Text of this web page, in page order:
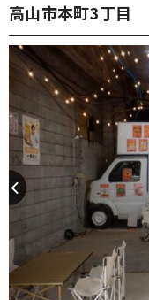
高山市本町3丁目